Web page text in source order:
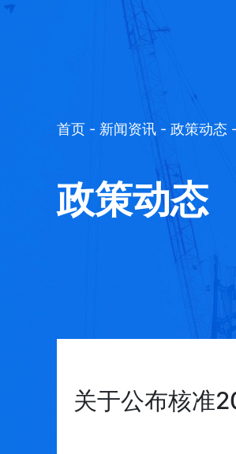
首页 - 新闻资讯 - 政策动态
政策动态
关于公布核准